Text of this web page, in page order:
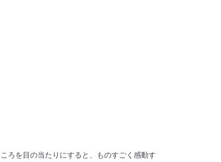
ろを目の当たりにすると、ものすごく感動す